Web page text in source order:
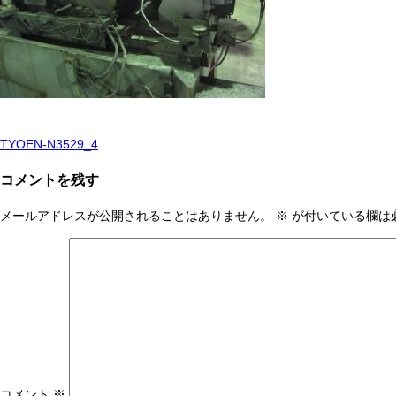
投
稿
ナ
TYOEN-N3529_4
コメントを残す
メールアドレスが公開されることはありません。 ※ が付いている欄は